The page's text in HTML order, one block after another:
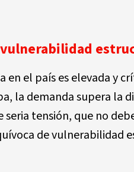
en el país es elevada y
la demanda supera la
seria tensión, que no
de vulnerabilidad